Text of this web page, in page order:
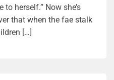
herself.” Now she’s
that when the fae stalk
[…]